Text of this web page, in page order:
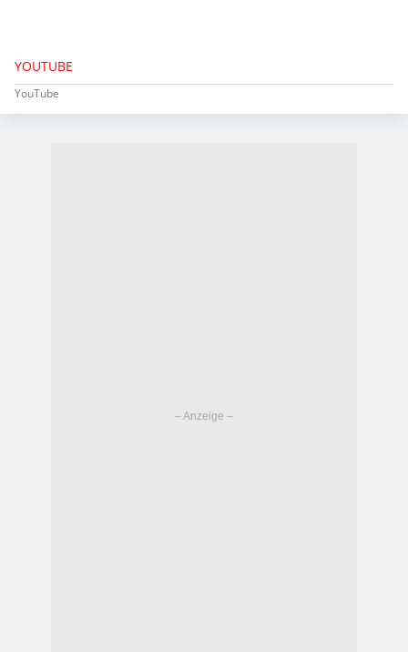
YOUTUBE
YouTube